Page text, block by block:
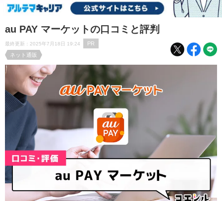
au PAY マーケットの口コミと評判
最終更新：2025年7月18日 19:24
PR
ネット通販